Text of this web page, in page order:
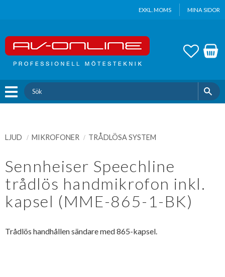
EXKL. MOMS MINA SIDOR
LJUD MIKROFONER TRÅDLÖSA SYSTEM
Sennheiser Speechline
trådlös handmikrofon inkl.
kapsel (MME-865-1-BK)
Trådlös handhållen sändare med 865-kapsel.